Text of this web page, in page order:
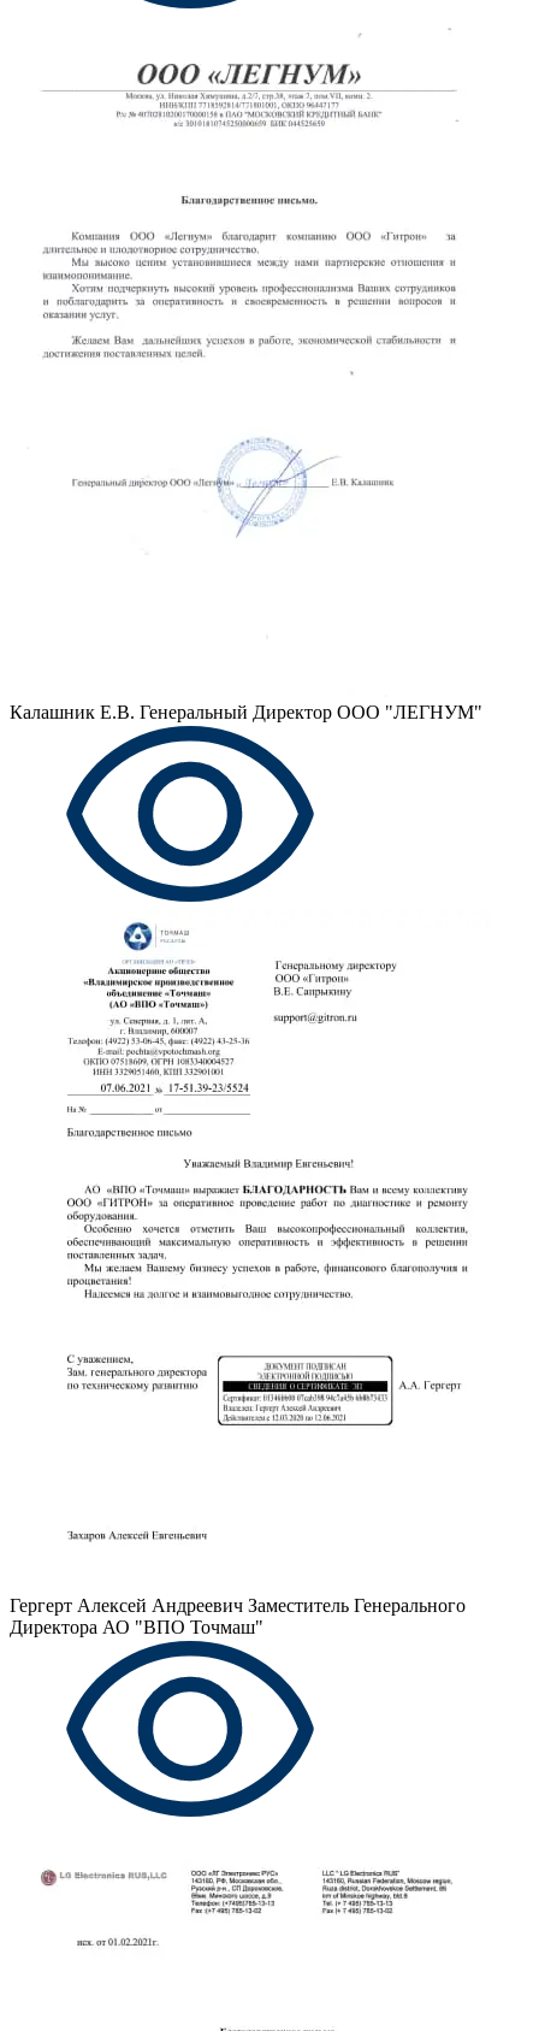
Калашник Е.В. Генеральный Директор ООО "ЛЕГНУМ"
Гергерт Алексей Андреевич Заместитель Генерального
Директора АО "ВПО Точмаш"